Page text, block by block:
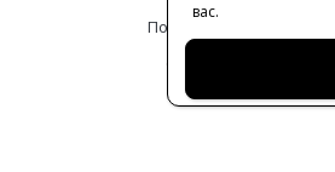
Политика
© 2016-2026 | VERESK
вас.